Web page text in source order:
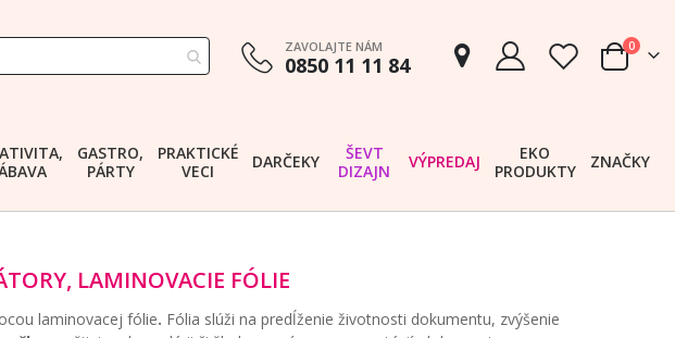
ZAVOLAJTE NÁM
0850 11 11 84 Cart
0
GASTRO,
PÁRTY
PRAKTICKÉ
VECI
DARČEKY
ŠEVT
DIZAJN
VÝPREDAJ
EKO
PRODUKTY
ZNAČKY
LAMINOVACIE FÓLIE
laminovacej fólie. Fólia slúži na predĺženie životnosti dokumentu, zvýšenie